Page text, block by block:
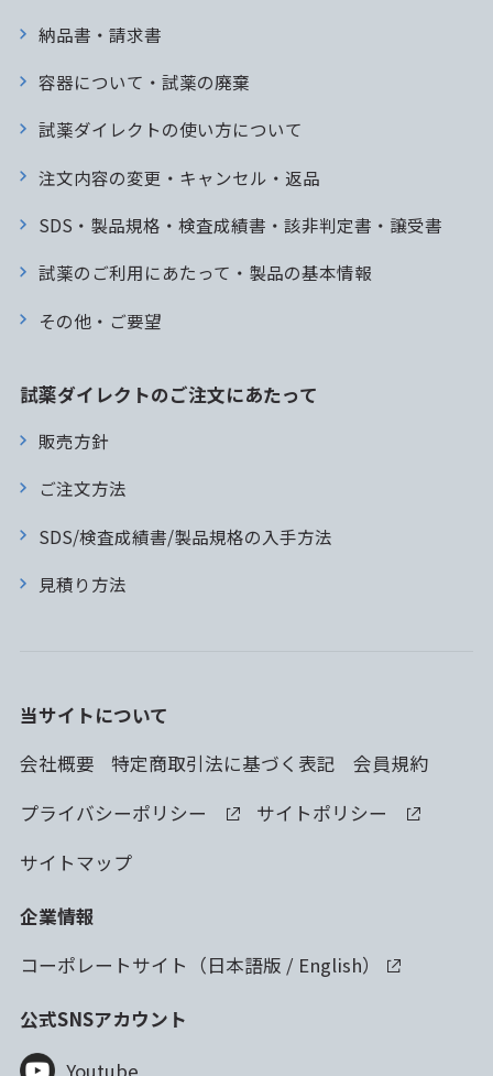
納品書・請求書
容器について・試薬の廃棄
試薬ダイレクトの使い方について
注文内容の変更・キャンセル・返品
SDS・製品規格・検査成績書・該非判定書・譲受書
試薬のご利用にあたって・製品の基本情報
その他・ご要望
試薬ダイレクトのご注文にあたって
販売方針
ご注文方法
SDS/検査成績書/製品規格の入手方法
見積り方法
当サイトについて
会社概要
特定商取引法に基づく表記
会員規約
プライバシーポリシー
サイトポリシー
サイトマップ
企業情報
コーポレートサイト（日本語版 / English）
公式SNSアカウント
Youtube